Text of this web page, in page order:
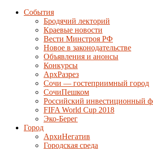
События
Бродячий лекторий
Краевые новости
Вести Минстроя РФ
Новое в законодательстве
Объявления и анонсы
Конкурсы
АрхРазрез
Сочи — гостеприимный город
СочиПешком
Российский инвестиционный
FIFA World Cup 2018
Эко-Берег
Город
АрхиНегатив
Городская среда